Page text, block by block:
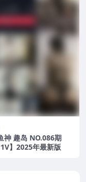
神 趣岛 NO.086期
】2025年最新版